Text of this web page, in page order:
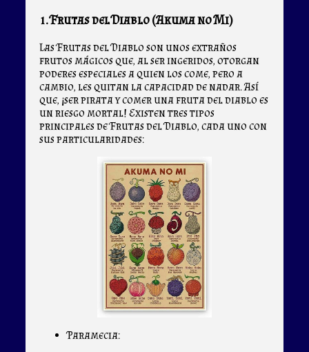
1. Frutas del Diablo (Akuma no Mi)
Las Frutas del Diablo son unos extraños
frutos mágicos que, al ser ingeridos, otorgan
poderes especiales a quien los come, pero a
cambio, les quitan la capacidad de nadar. Así
que, ¡ser pirata y comer una fruta del diablo es
un riesgo mortal! Existen tres tipos
principales de Frutas del Diablo, cada uno con
sus particularidades:
Paramecia: